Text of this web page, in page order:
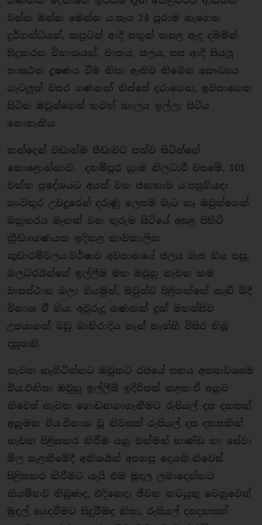
වන්න ඔන්න මෙන්න ය.පැය 24 පුරාම නැගෙන
දුර්ගන්ධයත්, කපුටන් ආදී සතුන් කසළ ඇද දමමින්
සිදුකරන විනාශයත්, වාතය, ජලය, පස ආදී සියලූ
සංඝඨක දූෂණය වීම නිසා ඇතිව තිබෙන සෞඛ්‍යය
ගැටලූත් වසර ගණනක් තිස්සේ දරාගෙන, ඉවසාගෙන
සිටින ඔවුන්ගෙන් තවත් කාලය ඉල්ලා සිටිය
නොහැකිය.
කන්දෙන් වඩාත්ම පීඩාවට පත්ව සිටින්නේ
කොළොන්නාව, දහම්පුර ග‍්‍රාම නිලධාරී වසමේ, 101
වත්ත ප‍්‍රදේශයට අයත් වන ජනතාව ය.පසුගියදා
ගංවතුර උවදුරෙන් දරුණු ලෙසම බැට කෑ ඔවුන්ගෙන්
බහුතරය මෑතක් වන තුරුම සිටියේ අසළ පිහිටි
කී‍්‍රඩාංගණයක ඉදිකළ තාවකාලික
කූඩාරම්වලය.වර්ෂාව අවසානයේ ජලය බැස ගිය පසු,
බලධරයින්ගේ ඉල්ලීම මත ඔවුහු නැවත තම
වාසස්ථාන බලා ගියමුත්, ඔවුන්ව පිළිගත්තේ කැඞී බිදී
විනාශ වී ගිය, අවුරුදු ගණනක් දුක් මහන්සිව
උපයාගත් බඩු බාහිරාදිය තැන් තැන්හි විසිර තිබූ
දසුනකි.
නැවත නැගිටින්නට ඔවුනට රජයේ සහය අත්‍යාවශ්‍යම
විය.එනිසා ඔවුහු ඉල්ලීම් ඉදිරිපත් කළහ.ඒ අනුව
නිවෙස් නැවත ගොඩනගාගැනීමට රුපියල් දස දහසක්
අනුමත විය.විනාශ වූ නිවසක් රුපියල් දස දහසකින්
නැවත පිළිසකර කිරීම යනු වත්මන් භාණ්ඩ හා සේවා
මිල සැළකීමේදී අතිශයින් අපහසු දෙයකි.නිවෙස්
පිළිසකර කිරීමට යැයි එම මුදල ලබාදෙන්නට
නියමිතව තිබුණද, එදිනෙදා ජීවන කටයුතු වෙනුවෙන්
මුදල් යෙදවීමට සිදුවීමද නිසා, රුපියල් දසදහසක්